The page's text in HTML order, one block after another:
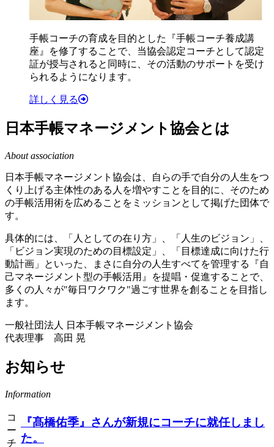
手帳コーチの育成を目的とした『手帳コーチ養成講
座』を修了することで、当協会認定コーチとして認定
証が授与されると同時に、その活動のサポートを受け
られるようになります。
詳しく見る
日本手帳マネージメント協会とは
About association
日本手帳マネージメント協会は、自らの手で自分の人生をつ
くり上げる主体性のある人を増やすことを目的に、そのため
の手帳活用術を広めることをミッションとして掲げた団体で
す。
具体的には、「人としての在り方」、「人生のビジョン」、
「ビジョン実現のための目標設定」、「目標達成に向けた行
動計画」といった、まさに自分の人生すべてを管理する『自
己マネージメント型の手帳活用』を提唱・促進することで、
多くの人々が"毎日ワクワク"過ごす世界を創ることを目指し
ます。
一般社団法人 日本手帳マネージメント協会
代表理事 高田 晃
お知らせ
Information
コ
ー
チ
『髙橋佑季』 さんが新規にコーチに就任しまし
た。